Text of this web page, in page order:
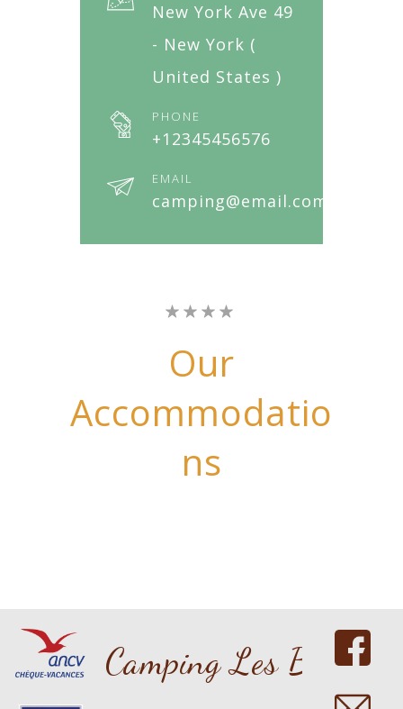
New York Ave 49
- New York (
United States )
PHONE
+12345456576
EMAIL
camping@email.com
Our
Accommodatio
Ns
Camping Les